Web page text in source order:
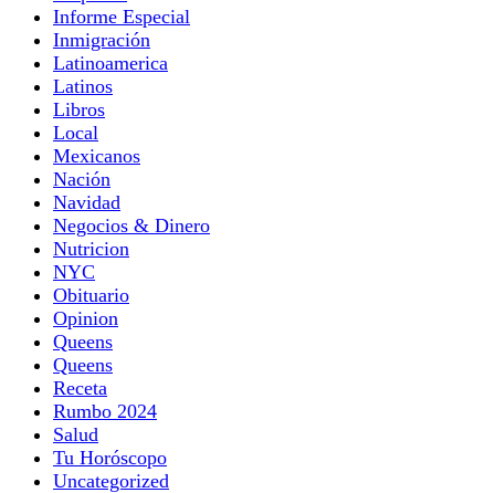
Informe Especial
Inmigración
Latinoamerica
Latinos
Libros
Local
Mexicanos
Nación
Navidad
Negocios & Dinero
Nutricion
NYC
Obituario
Opinion
Queens
Queens
Receta
Rumbo 2024
Salud
Tu Horóscopo
Uncategorized